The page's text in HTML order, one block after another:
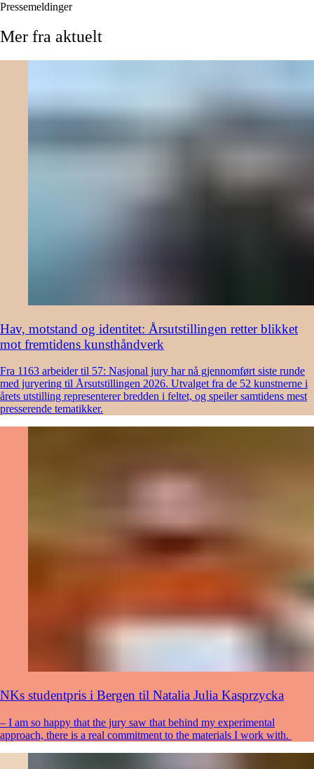
Pressemeldinger
Mer fra aktuelt
Hav, motstand og identitet: Årsutstillingen retter blikket
mot fremtidens kunsthåndverk
Fra 1163 arbeider til 57: Nasjonal jury har nå gjennomført siste runde
med juryering til Årsutstillingen 2026. Utvalget fra de 52 kunstnerne i
årets utstilling representerer bredden i feltet, og speiler samtidens mest
presserende tematikker.
NKs studentpris i Bergen til Natalia Julia Kasprzycka
– I am so happy that the jury saw that behind my experimental
approach, there is a real commitment to the materials I work with.